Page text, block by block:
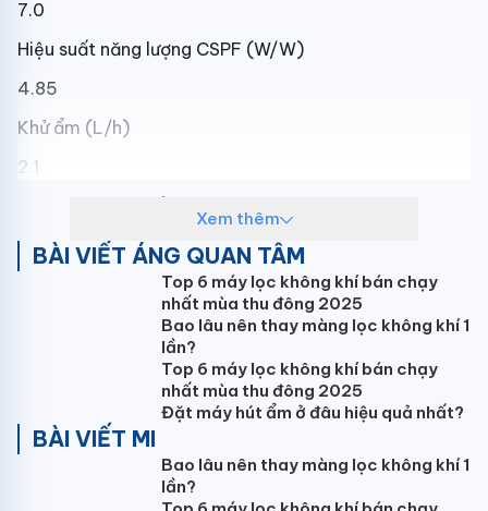
7.0
Hiệu suất năng lượng CSPF (W/W)
4.85
Khử ẩm (L/h)
2.1
1250/890/710
Độ ồn khối trong (dB)
Độ ồn khối ngoài (dB)
Kích thước dàn lạnh (mm)
Xem thêm
BÀI VIẾT ÁNG QUAN TÂM
Top 6 máy lọc không khí bán chạy
nhất mùa thu đông 2025
Bao lâu nên thay màng lọc không khí 1
lần?
Top 6 máy lọc không khí bán chạy
nhất mùa thu đông 2025
Đặt máy hút ẩm ở đâu hiệu quả nhất?
BÀI VIẾT MI
Bao lâu nên thay màng lọc không khí 1
lần?